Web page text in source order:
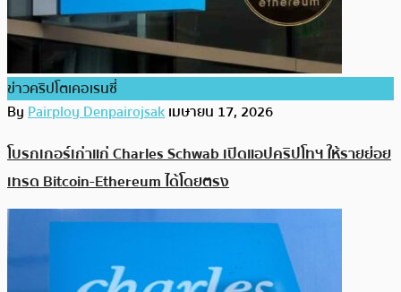
ข่าวคริปโตเคอเรนซี่
ByPairploy Denpairojsakเมษายน 17, 2026
โบรกเกอร์เก่าแก่ Charles Schwab เปิดแอปคริปโทฯ ให้รายย่อย
เทรด Bitcoin-Ethereum ได้โดยตรง